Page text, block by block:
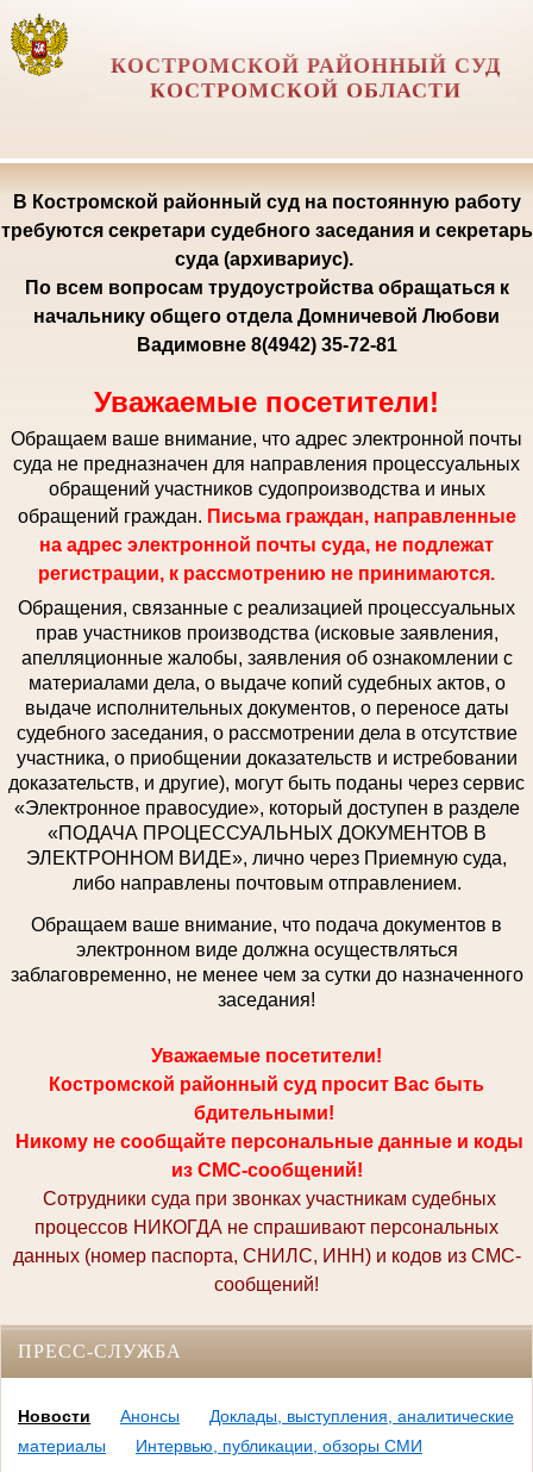
КОСТРОМСКОЙ РАЙОННЫЙ СУД
КОСТРОМСКОЙ ОБЛАСТИ
В Костромской районный суд на постоянную работу
требуются секретари судебного заседания и секретарь
суда (архивариус).
По всем вопросам трудоустройства обращаться к
начальнику общего отдела Домничевой Любови
Вадимовне 8(4942) 35-72-81
Уважаемые посетители!
Обращаем ваше внимание, что адрес электронной почты
суда не предназначен для направления процессуальных
обращений участников судопроизводства и иных
обращений граждан. Письма граждан, направленные
на адрес электронной почты суда, не подлежат
регистрации, к рассмотрению не принимаются.
Обращения, связанные с реализацией процессуальных
прав участников производства (исковые заявления,
апелляционные жалобы, заявления об ознакомлении с
материалами дела, о выдаче копий судебных актов, о
выдаче исполнительных документов, о переносе даты
судебного заседания, о рассмотрении дела в отсутствие
участника, о приобщении доказательств и истребовании
доказательств, и другие), могут быть поданы через сервис
«Электронное правосудие», который доступен в разделе
«ПОДАЧА ПРОЦЕССУАЛЬНЫХ ДОКУМЕНТОВ В
ЭЛЕКТРОННОМ ВИДЕ», лично через Приемную суда,
либо направлены почтовым отправлением.
Обращаем ваше внимание, что подача документов в
электронном виде должна осуществляться
заблаговременно, не менее чем за сутки до назначенного
заседания!
Уважаемые посетители!
Костромской районный суд просит Вас быть
бдительными!
Никому не сообщайте персональные данные и коды
из СМС-сообщений!
Сотрудники суда при звонках участникам судебных
процессов НИКОГДА не спрашивают персональных
данных (номер паспорта, СНИЛС, ИНН) и кодов из СМС-
сообщений!
ПРЕСС-СЛУЖБА
Новости Анонсы
Доклады, выступления, аналитические
материалы
Интервью, публикации, обзоры СМИ